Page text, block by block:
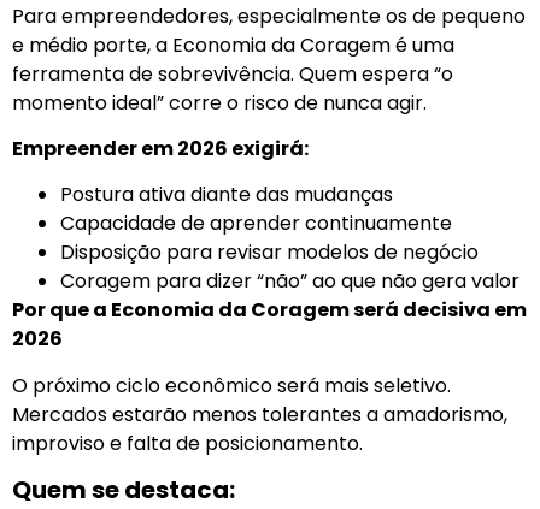
Para empreendedores, especialmente os de pequeno
e médio porte, a Economia da Coragem é uma
ferramenta de sobrevivência. Quem espera “o
momento ideal” corre o risco de nunca agir.
Empreender em 2026 exigirá:
Postura ativa diante das mudanças
Capacidade de aprender continuamente
Disposição para revisar modelos de negócio
Coragem para dizer “não” ao que não gera valor
Por que a Economia da Coragem será decisiva em
2026
O próximo ciclo econômico será mais seletivo.
Mercados estarão menos tolerantes a amadorismo,
improviso e falta de posicionamento.
Quem se destaca: